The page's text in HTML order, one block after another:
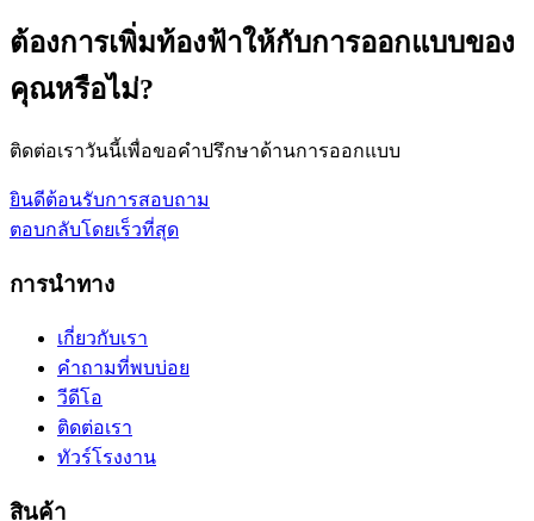
ต้องการเพิ่มท้องฟ้าให้กับการออกแบบของ
คุณหรือไม่?
ติดต่อเราวันนี้เพื่อขอคำปรึกษาด้านการออกแบบ
ยินดีต้อนรับการสอบถาม
ตอบกลับโดยเร็วที่สุด
การนำทาง
เกี่ยวกับเรา
คำถามที่พบบ่อย
วีดีโอ
ติดต่อเรา
ทัวร์โรงงาน
สินค้า